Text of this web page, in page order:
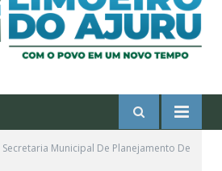
Secretaria Municipal De Planejamento De